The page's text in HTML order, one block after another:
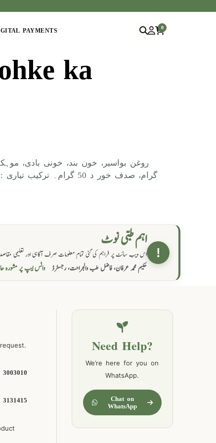
PAYMENTS
0
ka
گرام، صدف خور د 50
!
اہم طبی نوٹ
اس ویب سائٹ پر فراہم کی گئی تمام معلومات صرف آگاہی اور تعلیمی
حکیم محمد عرفان، فاضل طب والجراحت، رجسٹرڈ واٹس ایپ پر
3003010
3131415
Need Help?
We’re here for you on
WhatsApp.
Chat on
WhatsApp